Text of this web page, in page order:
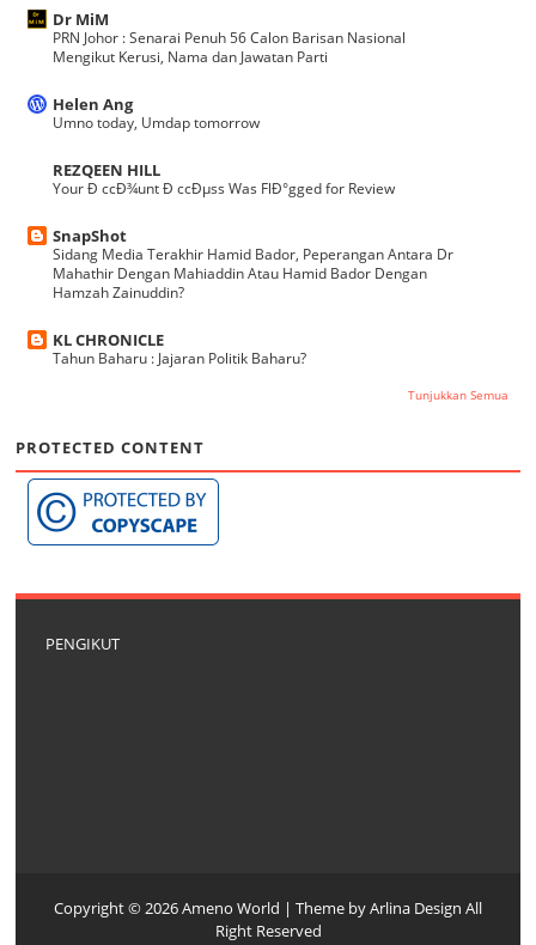
Dr MiM
PRN Johor : Senarai Penuh 56 Calon Barisan Nasional
Mengikut Kerusi, Nama dan Jawatan Parti
Helen Ang
Umno today, Umdap tomorrow
REZQEEN HILL
Your Ð ccÐ¾unt Ð ccÐµss Was FlÐ°gged for Review
SnapShot
Sidang Media Terakhir Hamid Bador, Peperangan Antara Dr
Mahathir Dengan Mahiaddin Atau Hamid Bador Dengan
Hamzah Zainuddin?
KL CHRONICLE
Tahun Baharu : Jajaran Politik Baharu?
Tunjukkan Semua
PROTECTED CONTENT
PENGIKUT
Copyright ©2026Ameno World | Theme byArlina Design All
Right Reserved